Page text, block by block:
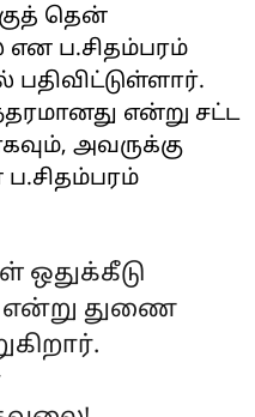
தென்
ப.சிதம்பரம்
பதிவிட்டுள்ளார்.
என்று சட்ட
அவருக்கு
ஒதுக்கீடு
என்று துணை